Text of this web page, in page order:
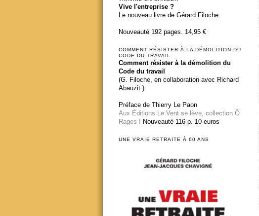
Vive l'entreprise ?
Le nouveau livre de Gérard Filoche
Nouveauté 192 pages. 14,95 €
COMMENT RÉSISTER À LA DÉMOLITION DU
CODE DU TRAVAIL
Comment résister à la démolition du
Code du travail
(G. Filoche, en collaboration avec Richard
Abauzit.)
Préface de Thierry Le Paon
Aux Éditions Le Vent se lève, collection Ô
Rages ! Nouveauté 116 p. 10 euros
UNE VRAIE RETRAITE À 60 ANS